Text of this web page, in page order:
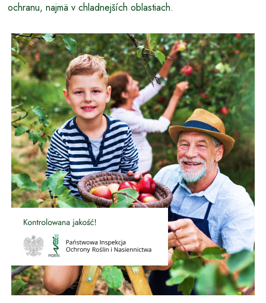
ochranu, najmä v chladnejších oblastiach.